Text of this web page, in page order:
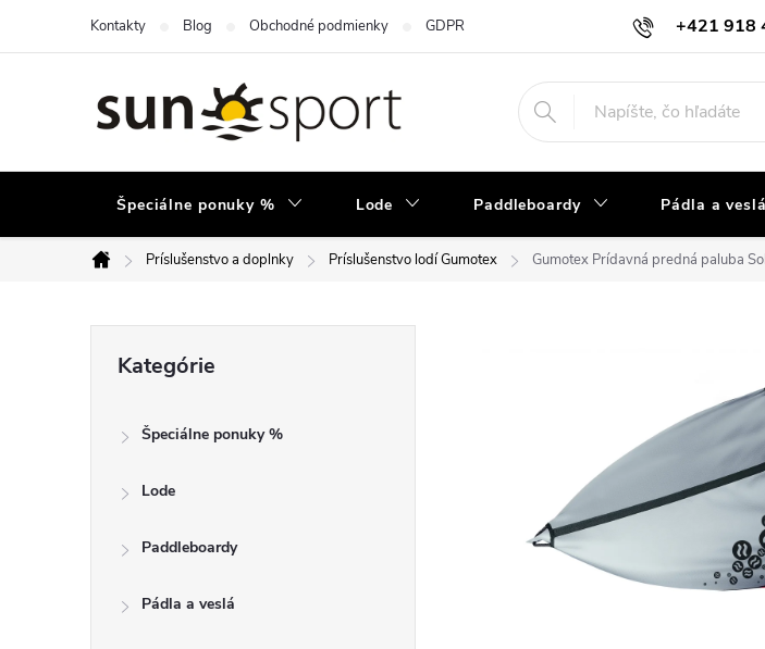
+421 918
Kontakty Blog Obchodné podmienky GDPR
Špeciálne ponuky % Lode Paddleboardy Pádla a veslá
Domov
Príslušenstvo a doplnky Príslušenstvo lodí Gumotex Gumotex Prídavná predná paluba
kategórie
Kategórie
Špeciálne ponuky %
Lode
Paddleboardy
Pádla a veslá